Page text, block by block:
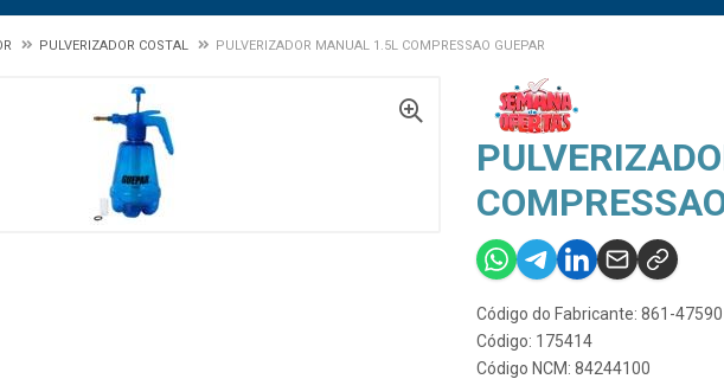
PULVERIZADOR COSTAL PULVERIZADOR MANUAL 1.5L COMPRESSAO GUEPAR
Código do Fabricante: 861-47590
Código: 175414
Código NCM: 84244100